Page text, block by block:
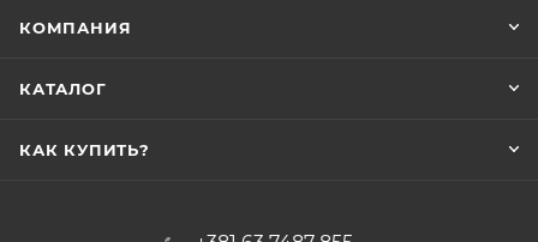
КОМПАНИЯ
КАТАЛОГ
КАК КУПИТЬ?